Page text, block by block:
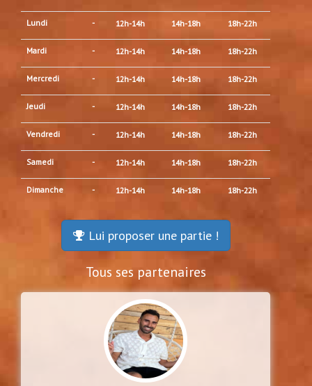
Lundi - 12h-14h 14h-18h 18h-22h
Mardi - 12h-14h 14h-18h 18h-22h
Mercredi - 12h-14h 14h-18h 18h-22h
Jeudi - 12h-14h 14h-18h 18h-22h
Vendredi - 12h-14h 14h-18h 18h-22h
Samedi - 12h-14h 14h-18h 18h-22h
Dimanche - 12h-14h 14h-18h 18h-22h
Lui proposer une partie !
Tous ses partenaires